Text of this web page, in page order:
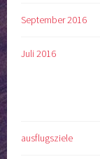
September 2016
Juli 2016
ausflugsziele